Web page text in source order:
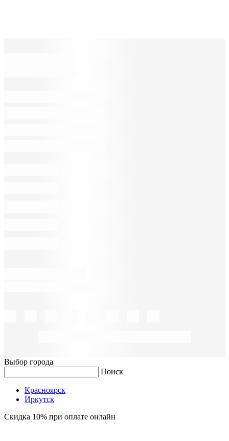
Выбор города
Поиск
Красноярск
Иркутск
Скидка 10% при оплате онлайн